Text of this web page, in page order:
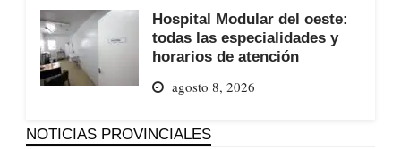
Hospital Modular del oeste:
todas las especialidades y
horarios de atención
agosto 8, 2026
NOTICIAS PROVINCIALES